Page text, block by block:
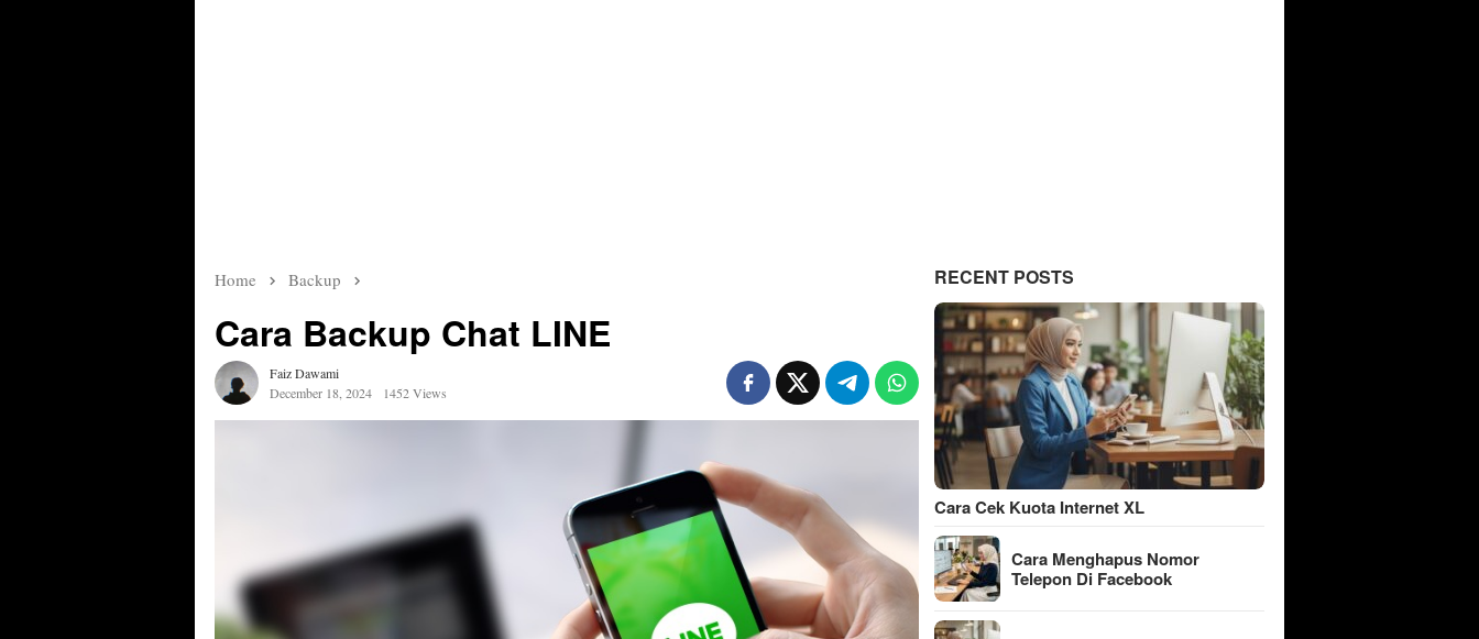
Home Backup
Cara Backup Chat LINE
Faiz Dawami
December 18, 2024
1452 Views
RECENT POSTS
Cara Cek Kuota Internet XL
Cara Menghapus Nomor
Telepon Di Facebook